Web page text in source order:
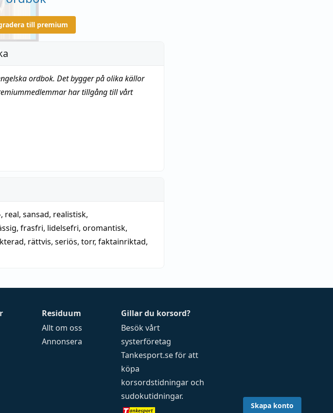
till premium
ordbok. Det bygger på olika källor
har tillgång till vårt
real, sansad, realistisk,
, frasfri, lidelsefri, oromantisk,
, rättvis, seriös, torr, faktainriktad,
Residuum
Allt om oss
Annonsera
Gillar du korsord?
Besök vårt
systerföretag
Tankesport.seför att
köpa
korsordstidningar och
sudokutidningar.
Skapa konto